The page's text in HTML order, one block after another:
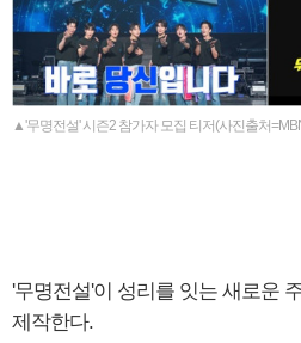
▲'무명전설' 시즌2 참가자 모집 티저(사진출처
'무명전설'이 성리를 잇는 새로운
제작한다.